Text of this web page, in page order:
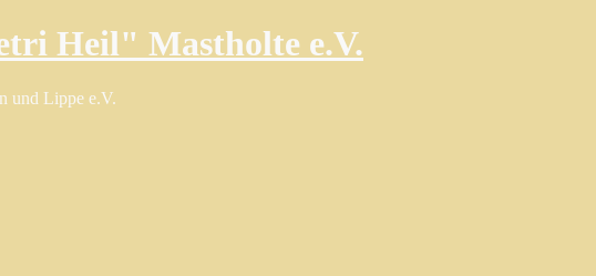
Heil" Mastholte e.V.
und Lippe e.V.